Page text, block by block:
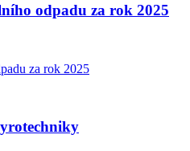
odpadu za rok 2025
za rok 2025